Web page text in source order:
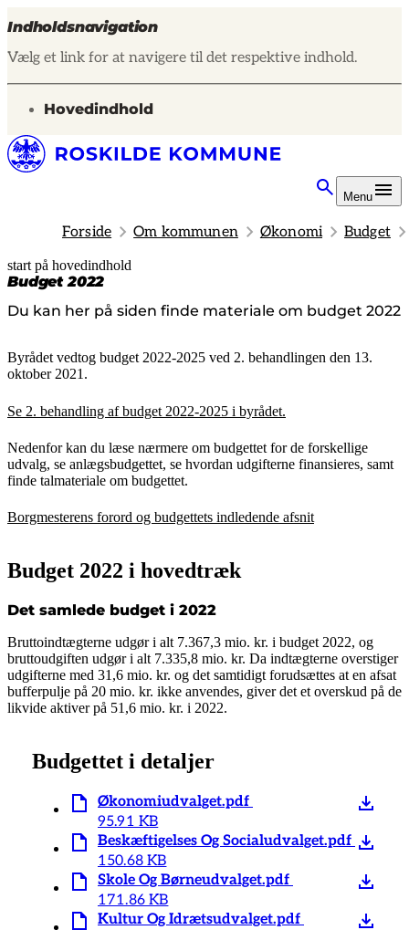
Indholdsnavigation
Vælg et link for at navigere til det respektive indhold.
gå til
Hovedindhold
Menu
Forside Om kommunen Økonomi Budget
start på hovedindhold
Budget 2022
Du kan her på siden finde materiale om budget 2022
senest opdateret 14. januar 2025
Byrådet vedtog budget 2022-2025 ved 2. behandlingen den 13.
oktober 2021.
Se 2. behandling af budget 2022-2025 i byrådet.
Nedenfor kan du læse nærmere om budgettet for de forskellige
udvalg, se anlægsbudgettet, se hvordan udgifterne finansieres, samt
finde talmateriale om budgettet.
Borgmesterens forord og budgettets indledende afsnit
Budget 2022 i hovedtræk
Det samlede budget i 2022
Bruttoindtægterne udgør i alt 7.367,3 mio. kr. i budget 2022, og
bruttoudgiften udgør i alt 7.335,8 mio. kr. Da indtægterne overstiger
udgifterne med 31,6 mio. kr. og det samtidigt forudsættes at en afsat
bufferpulje på 20 mio. kr. ikke anvendes, giver det et overskud på de
likvide aktiver på 51,6 mio. kr. i 2022.
Budgettet i detaljer
Økonomiudvalget.pdf
95.91 KB
Beskæftigelses Og Socialudvalget.pdf
150.68 KB
Skole Og Børneudvalget.pdf
171.86 KB
Kultur Og Idrætsudvalget.pdf